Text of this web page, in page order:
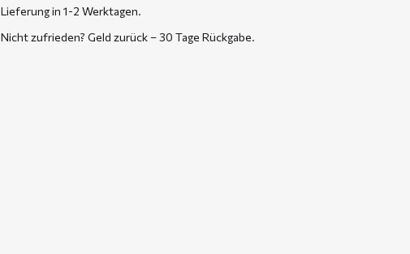
Lieferung in 1-2 Werktagen.
Nicht zufrieden? Geld zurück – 30 Tage Rückgabe.